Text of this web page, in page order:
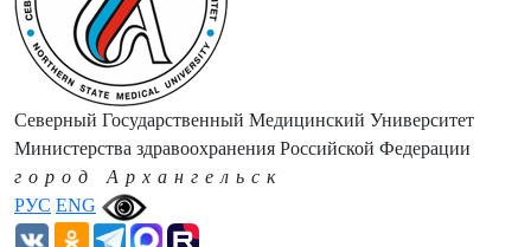
РУС ENG
Северный Государственный Медицинский Университет
Министерства здравоохранения Российской Федерации
город Архангельск